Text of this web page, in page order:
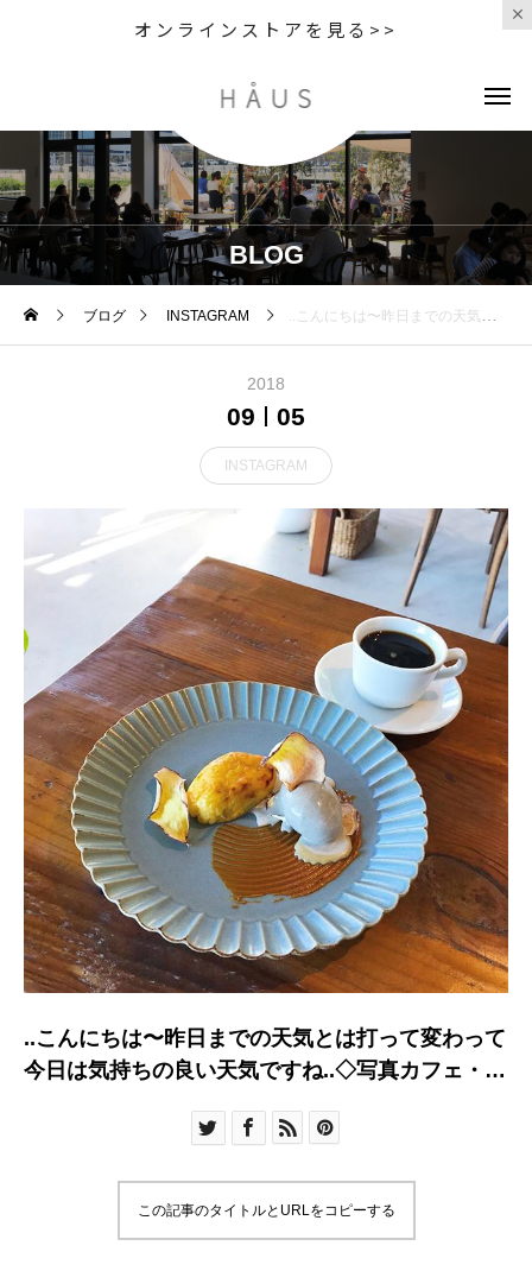
オンラインストアを見る>>
BLOG
ブログ INSTAGRAM ..こんにちは〜︎昨日までの天気とは打って変わって今日は気持ちの良い天気ですね︎..◇写真カフェ・ディナーメニューに今日から新しく〈 アフタヌーン・ティーSET スイートポテト 〉が加わりました︎カスタードクリームを包み込んで焼き上げたあつあつのスイートポテトと自家製の黒胡麻アイスのスイーツプレートです。コーヒー又は紅茶のドリンク付き。ぜひお試しくださいね〜♡… . 《HAUS営業時間》＊ショップ 11:00-20:00.＊ビストロカフェモーニング. 9:00-11:00 (Lo10:30)ランチ 11:30-14:00カフェ 14:00-18:00ディナー 18:00-21:00 (Lo20:15)…#スイートポテト #スイートポテト #カスタードクリーム #自家製アイス #アイスクリーム #icecream # #黒胡麻アイス#dessert #sweet #cake#cafestagram #instafood #cafe #カフェ #カフェ巡り#haus_matsue#hausmatsue #松江カフェ #島根カフェ #松江 #島根 #山陰
2018
09 05
INSTAGRAM
..こんにちは〜︎昨日までの天気とは打って変わって
今日は気持ちの良い天気ですね︎..◇写真カフェ・デ
ン・ティーSET スイートポテト 〉が加わりました︎
あつのスイートポテトと自家製の黒胡麻アイスの
この記事のタイトルとURLをコピーする